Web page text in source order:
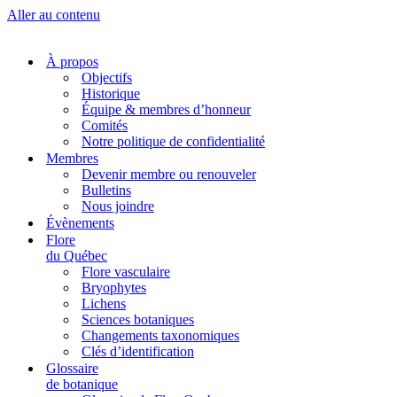
Aller au contenu
À propos
Objectifs
Historique
Équipe & membres d’honneur
Comités
Notre politique de confidentialité
Membres
Devenir membre ou renouveler
Bulletins
Nous joindre
Évènements
Flore
du Québec
Flore vasculaire
Bryophytes
Lichens
Sciences botaniques
Changements taxonomiques
Clés d’identification
Glossaire
de botanique